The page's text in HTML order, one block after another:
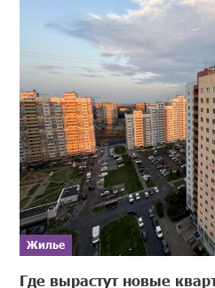
Жилье
Где вырастут новые